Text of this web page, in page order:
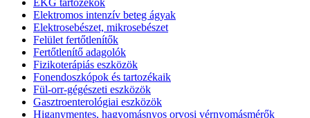
EKG tartozékok
Elektromos intenzív beteg ágyak
Elektrosebészet, mikrosebészet
Felület fertőtlenítők
Fertőtlenítő adagolók
Fizikoterápiás eszközök
Fonendoszkópok és tartozékaik
Fül-orr-gégészeti eszközök
Gasztroenterológiai eszközök
Higanymentes, hagyomásnyos orvosi vérnyomásmérők